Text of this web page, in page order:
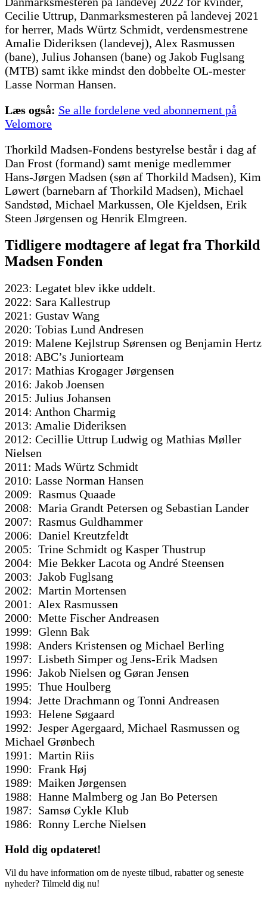
Cecilie Uttrup, Danmarksmesteren på landevej 2021
for herrer, Mads Würtz Schmidt, verdensmestrene
Amalie Dideriksen (landevej), Alex Rasmussen
(bane), Julius Johansen (bane) og Jakob Fuglsang
(MTB) samt ikke mindst den dobbelte OL-mester
Lasse Norman Hansen.
Læs også: Se alle fordelene ved abonnement på
Velomore
Thorkild Madsen-Fondens bestyrelse består i dag af
Dan Frost (formand) samt menige medlemmer
Hans-Jørgen Madsen (søn af Thorkild Madsen), Kim
Løwert (barnebarn af Thorkild Madsen), Michael
Sandstød, Michael Markussen, Ole Kjeldsen, Erik
Steen Jørgensen og Henrik Elmgreen.
Tidligere modtagere af legat fra Thorkild
Madsen Fonden
2023: Legatet blev ikke uddelt.
2022: Sara Kallestrup
2021: Gustav Wang
2020: Tobias Lund Andresen
2019: Malene Kejlstrup Sørensen og Benjamin Hertz
2018: ABC’s Juniorteam
2017: Mathias Krogager Jørgensen
2016: Jakob Joensen
2015: Julius Johansen
2014: Anthon Charmig
2013: Amalie Dideriksen
2012: Cecillie Uttrup Ludwig og Mathias Møller
Nielsen
2011: Mads Würtz Schmidt
2010: Lasse Norman Hansen
2009: Rasmus Quaade
2008: Maria Grandt Petersen og Sebastian Lander
2007: Rasmus Guldhammer
2006: Daniel Kreutzfeldt
2005: Trine Schmidt og Kasper Thustrup
2004: Mie Bekker Lacota og André Steensen
2003: Jakob Fuglsang
2002: Martin Mortensen
2001: Alex Rasmussen
2000: Mette Fischer Andreasen
1999: Glenn Bak
1998: Anders Kristensen og Michael Berling
1997: Lisbeth Simper og Jens-Erik Madsen
1996: Jakob Nielsen og Gøran Jensen
1995: Thue Houlberg
1994: Jette Drachmann og Tonni Andreasen
1993: Helene Søgaard
1992: Jesper Agergaard, Michael Rasmussen og
Michael Grønbech
1991: Martin Riis
1990: Frank Høj
1989: Maiken Jørgensen
1988: Hanne Malmberg og Jan Bo Petersen
1987: Samsø Cykle Klub
1986: Ronny Lerche Nielsen
Hold dig opdateret!
Vil du have information om de nyeste tilbud, rabatter og seneste
nyheder? Tilmeld dig nu!